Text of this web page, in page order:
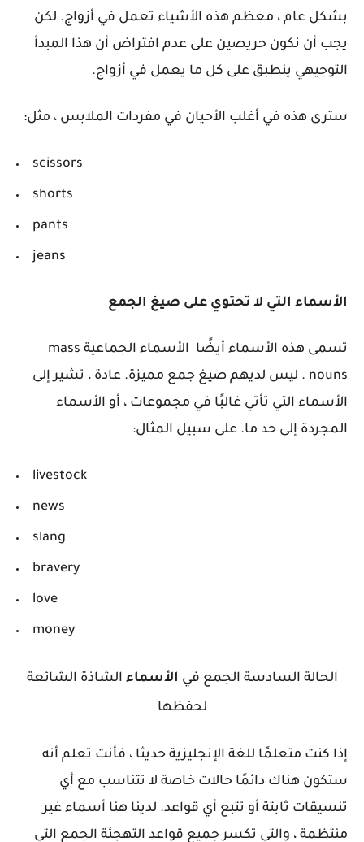
بشكل عام ، معظم هذه الأشياء تعمل في أزواج. لكن
يجب أن نكون حريصين على عدم افتراض أن هذا المبدأ
التوجيهي ينطبق على كل ما يعمل في أزواج.
سترى هذه في أغلب الأحيان في مفردات الملابس ، مثل:
scissors
shorts
pants
jeans
الأسماء التي لا تحتوي على صيغ الجمع
تسمى هذه الأسماء أيضًا الأسماء الجماعية mass
nouns . ليس لديهم صيغ جمع مميزة. عادة ، تشير إلى
الأسماء التي تأتي غالبًا في مجموعات ، أو الأسماء
المجردة إلى حد ما. على سبيل المثال:
livestock
news
slang
bravery
love
money
الحالة السادسة الجمع في الأسماء الشاذة الشائعة
لحفظها
إذا كنت متعلمًا للغة الإنجليزية حديثا ، فأنت تعلم أنه
ستكون هناك دائمًا حالات خاصة لا تتناسب مع أي
تنسيقات ثابتة أو تتبع أي قواعد. لدينا هنا أسماء غير
منتظمة ، والتي تكسر جميع قواعد التهجئة الجمع التي